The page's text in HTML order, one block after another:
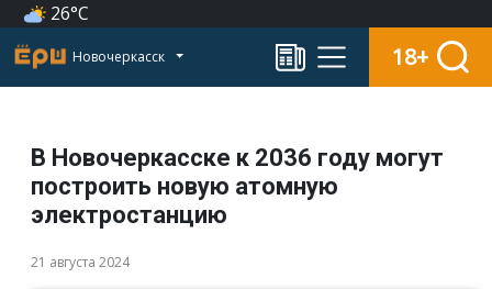
26°C
Новочеркасск 18+
В Новочеркасске к 2036 году могут
построить новую атомную
электростанцию
21 августа 2024